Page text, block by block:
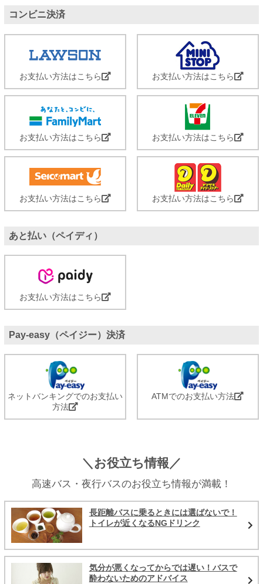
コンビニ決済
お支払い方法はこちら お支払い方法はこちら
お支払い方法はこちら お支払い方法はこちら
お支払い方法はこちら お支払い方法はこちら
あと払い（ペイディ）
お支払い方法はこちら
Pay-easy（ペイジー）決済
ネットバンキングでのお支払い
方法
ATMでのお支払い方法
＼お役立ち情報／
高速バス・夜行バスのお役立ち情報が満載！
長距離バスに乗るときには選ばないで！
トイレが近くなるNGドリンク
気分が悪くなってからでは遅い！バスで
酔わないためのアドバイス